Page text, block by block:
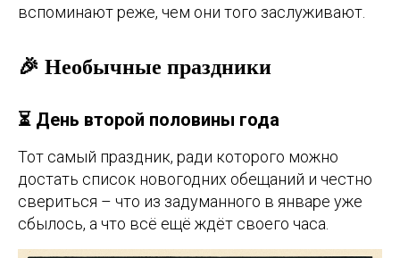
вспоминают реже, чем они того заслуживают.
🎉 Необычные праздники
⏳ День второй половины года
Тот самый праздник, ради которого можно
достать список новогодних обещаний и честно
свериться – что из задуманного в январе уже
сбылось, а что всё ещё ждёт своего часа.